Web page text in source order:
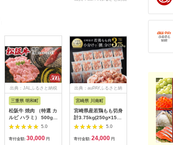
出典：JALふるさと納税
三重県 明和町
松阪牛 焼肉 （特選 カ
ルビ ハラミ） 500g
肉 牛 牛肉 和牛 ブラ
ンド牛 高級 国産 霜降
り 冷凍 ふるさと 人気
5.0
寄付金額: 30,000 円
出典：auPAYふるさと納
宮崎県 川南町
宮崎県産若鶏もも切身
計3.75kg(250g×15
袋) 肉 鶏 鶏肉 カット
5.0
寄付金額: 24,000 円
出典：ふるさ
鹿児島県 志布志
【業務用・訳
ラダハム
計2.4g) a5-328
寄付金額:15,000